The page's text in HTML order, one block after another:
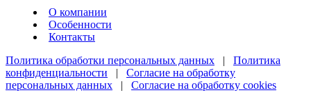
О компании
Особенности
Контакты
Политика обработки персональных данных | Политика
конфиденциальности | Согласие на обработку
персональных данных | Согласие на обработку cookies